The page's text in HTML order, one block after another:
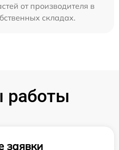
от производителя в
складах.
работы
заявки